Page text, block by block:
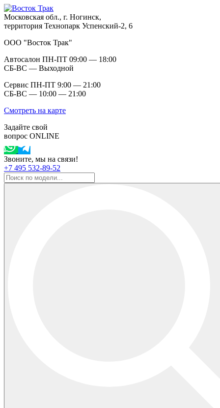
Московская обл., г. Ногинск,
территория Технопарк Успенский-2, 6
ООО "Восток Трак"
Автосалон ПН-ПТ 09:00 — 18:00
СБ-ВС — Выходной
Сервис ПН-ПТ 9:00 — 21:00
СБ-ВС — 10:00 — 21:00
Смотреть на карте
Задайте свой
вопрос ONLINE
Звоните, мы на связи!
+7 495 532-89-52